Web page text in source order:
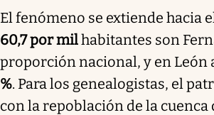
El fenómeno se extiende hacia
60,7 por milhabitantes son
proporción nacional, y en León
%. Para los genealogistas, el
con la repoblación de la cuenca